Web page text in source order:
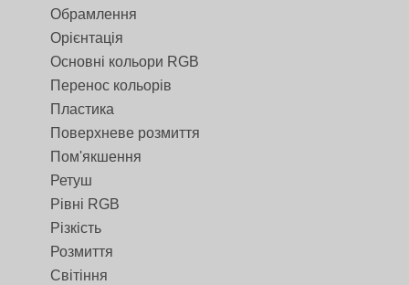
Обрамлення
Орієнтація
Основні кольори RGB
Перенос кольорів
Пластика
Поверхневе розмиття
Пом'якшення
Ретуш
Рівні RGB
Різкість
Розмиття
Світіння